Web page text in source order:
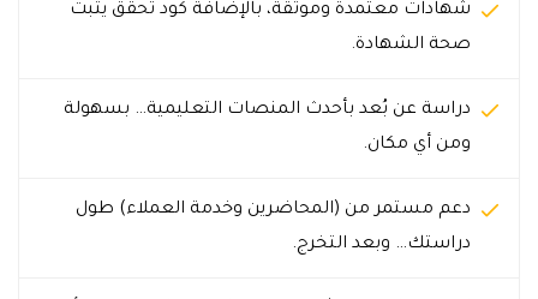
شهادات معتمدة وموثقة، بالإضافة كود تحقق يثبت
صحة الشهادة.
دراسة عن بُعد بأحدث المنصات التعليمية… بسهولة
ومن أي مكان.
دعم مستمر من (المحاضرين وخدمة العملاء) طول
دراستك… وبعد التخرج.